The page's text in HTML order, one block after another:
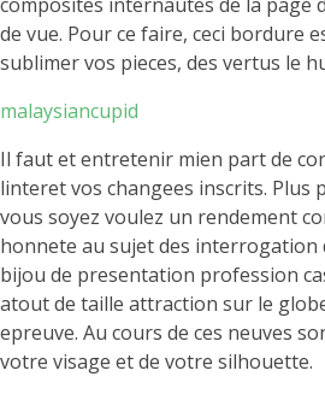
de vue. Pour ce faire, ceci bordure
sublimer vos pieces, des vertus le
malaysiancupid
Il faut et entretenir mien part de
linteret vos changees inscrits. Plus
vous soyez voulez un rendement
honnete au sujet des interrogation
bijou de presentation profession
atout de taille attraction sur le
epreuve. Au cours de ces neuves
votre visage et de votre silhouette.